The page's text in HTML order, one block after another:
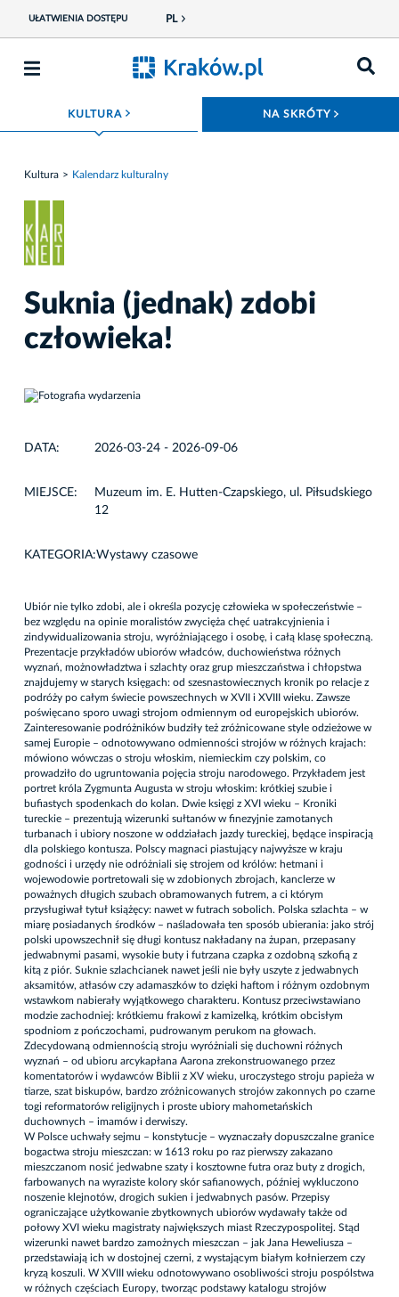
UŁATWIENIA DOSTĘPU PL
KULTURA ROZWIŃ MENU NA SKRÓTY
Kultura Kalendarz kulturalny
Suknia (jednak) zdobi
człowieka!
DATA: 2026-03-24 - 2026-09-06
MIEJSCE:
Muzeum im. E. Hutten-Czapskiego, ul. Piłsudskiego
12
KATEGORIA:Wystawy czasowe
Ubiór nie tylko zdobi, ale i określa pozycję człowieka w społeczeństwie –
bez względu na opinie moralistów zwycięża chęć uatrakcyjnienia i
zindywidualizowania stroju, wyróżniającego i osobę, i całą klasę społeczną.
Prezentacje przykładów ubiorów władców, duchowieństwa różnych
wyznań, możnowładztwa i szlachty oraz grup mieszczaństwa i chłopstwa
znajdujemy w starych księgach: od szesnastowiecznych kronik po relacje z
podróży po całym świecie powszechnych w XVII i XVIII wieku. Zawsze
poświęcano sporo uwagi strojom odmiennym od europejskich ubiorów.
Zainteresowanie podróżników budziły też zróżnicowane style odzieżowe w
samej Europie – odnotowywano odmienności strojów w różnych krajach:
mówiono wówczas o stroju włoskim, niemieckim czy polskim, co
prowadziło do ugruntowania pojęcia stroju narodowego. Przykładem jest
portret króla Zygmunta Augusta w stroju włoskim: krótkiej szubie i
bufiastych spodenkach do kolan. Dwie księgi z XVI wieku – Kroniki
tureckie – prezentują wizerunki sułtanów w finezyjnie zamotanych
turbanach i ubiory noszone w oddziałach jazdy tureckiej, będące inspiracją
dla polskiego kontusza. Polscy magnaci piastujący najwyższe w kraju
godności i urzędy nie odróżniali się strojem od królów: hetmani i
wojewodowie portretowali się w zdobionych zbrojach, kanclerze w
poważnych długich szubach obramowanych futrem, a ci którym
przysługiwał tytuł książęcy: nawet w futrach sobolich. Polska szlachta – w
miarę posiadanych środków – naśladowała ten sposób ubierania: jako strój
polski upowszechnił się długi kontusz nakładany na żupan, przepasany
jedwabnymi pasami, wysokie buty i futrzana czapka z ozdobną szkofią z
kitą z piór. Suknie szlachcianek nawet jeśli nie były uszyte z jedwabnych
aksamitów, atłasów czy adamaszków to dzięki haftom i różnym ozdobnym
wstawkom nabierały wyjątkowego charakteru. Kontusz przeciwstawiano
modzie zachodniej: krótkiemu frakowi z kamizelką, krótkim obcisłym
spodniom z pończochami, pudrowanym perukom na głowach.
Zdecydowaną odmiennością stroju wyróżniali się duchowni różnych
wyznań – od ubioru arcykapłana Aarona zrekonstruowanego przez
komentatorów i wydawców Biblii z XV wieku, uroczystego stroju papieża w
tiarze, szat biskupów, bardzo zróżnicowanych strojów zakonnych po czarne
togi reformatorów religijnych i proste ubiory mahometańskich
duchownych – imamów i derwiszy.
W Polsce uchwały sejmu – konstytucje – wyznaczały dopuszczalne granice
bogactwa stroju mieszczan: w 1613 roku po raz pierwszy zakazano
mieszczanom nosić jedwabne szaty i kosztowne futra oraz buty z drogich,
farbowanych na wyraziste kolory skór safianowych, później wykluczono
noszenie klejnotów, drogich sukien i jedwabnych pasów. Przepisy
ograniczające użytkowanie zbytkownych ubiorów wydawały także od
połowy XVI wieku magistraty największych miast Rzeczypospolitej. Stąd
wizerunki nawet bardzo zamożnych mieszczan – jak Jana Heweliusza –
przedstawiają ich w dostojnej czerni, z wystającym białym kołnierzem czy
kryzą koszuli. W XVIII wieku odnotowywano osobliwości stroju pospólstwa
w różnych częściach Europy, tworząc podstawy katalogu strojów